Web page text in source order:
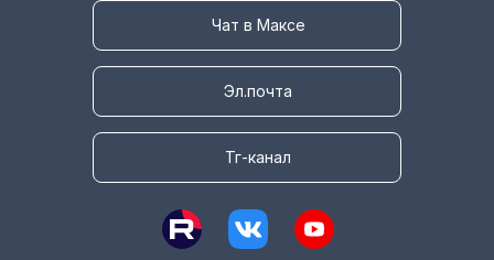
Чат в Максе
Эл.почта
Тг-канал